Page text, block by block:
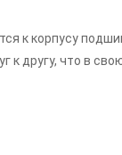
к корпусу
к другу, что в